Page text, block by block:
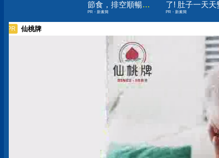
節食，排空順暢就
夠
PR・新素簡
了! 肚子一天天
小！
PR・新素簡
PR 仙桃牌